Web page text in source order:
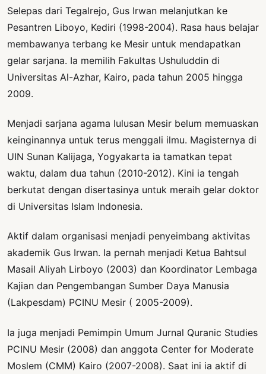
Selepas dari Tegalrejo, Gus Irwan melanjutkan ke
Pesantren Liboyo, Kediri (1998-2004). Rasa haus belajar
membawanya terbang ke Mesir untuk mendapatkan
gelar sarjana. Ia memilih Fakultas Ushuluddin di
Universitas Al-Azhar, Kairo, pada tahun 2005 hingga
2009.
Menjadi sarjana agama lulusan Mesir belum memuaskan
keinginannya untuk terus menggali ilmu. Magisternya di
UIN Sunan Kalijaga, Yogyakarta ia tamatkan tepat
waktu, dalam dua tahun (2010-2012). Kini ia tengah
berkutat dengan disertasinya untuk meraih gelar doktor
di Universitas Islam Indonesia.
Aktif dalam organisasi menjadi penyeimbang aktivitas
akademik Gus Irwan. Ia pernah menjadi Ketua Bahtsul
Masail Aliyah Lirboyo (2003) dan Koordinator Lembaga
Kajian dan Pengembangan Sumber Daya Manusia
(Lakpesdam) PCINU Mesir ( 2005-2009).
Ia juga menjadi Pemimpin Umum Jurnal Quranic Studies
PCINU Mesir (2008) dan anggota Center for Moderate
Moslem (CMM) Kairo (2007-2008). Saat ini ia aktif di